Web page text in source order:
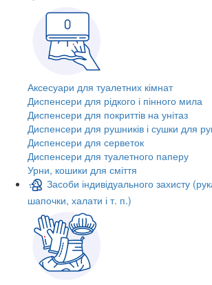
Аксесуари для туалетних кімнат
Диспенсери для рідкого і пінного мила
Диспенсери для покриттів на унітаз
Диспенсери для рушників і сушки для
Диспенсери для серветок
Диспенсери для туалетного паперу
Урни, кошики для сміття
Засоби індивідуального захисту
шапочки, халати і т. п.)